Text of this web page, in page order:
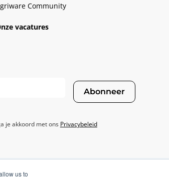
us to
Community
vacatures
Abonneer
je akkoord met ons Privacybeleid